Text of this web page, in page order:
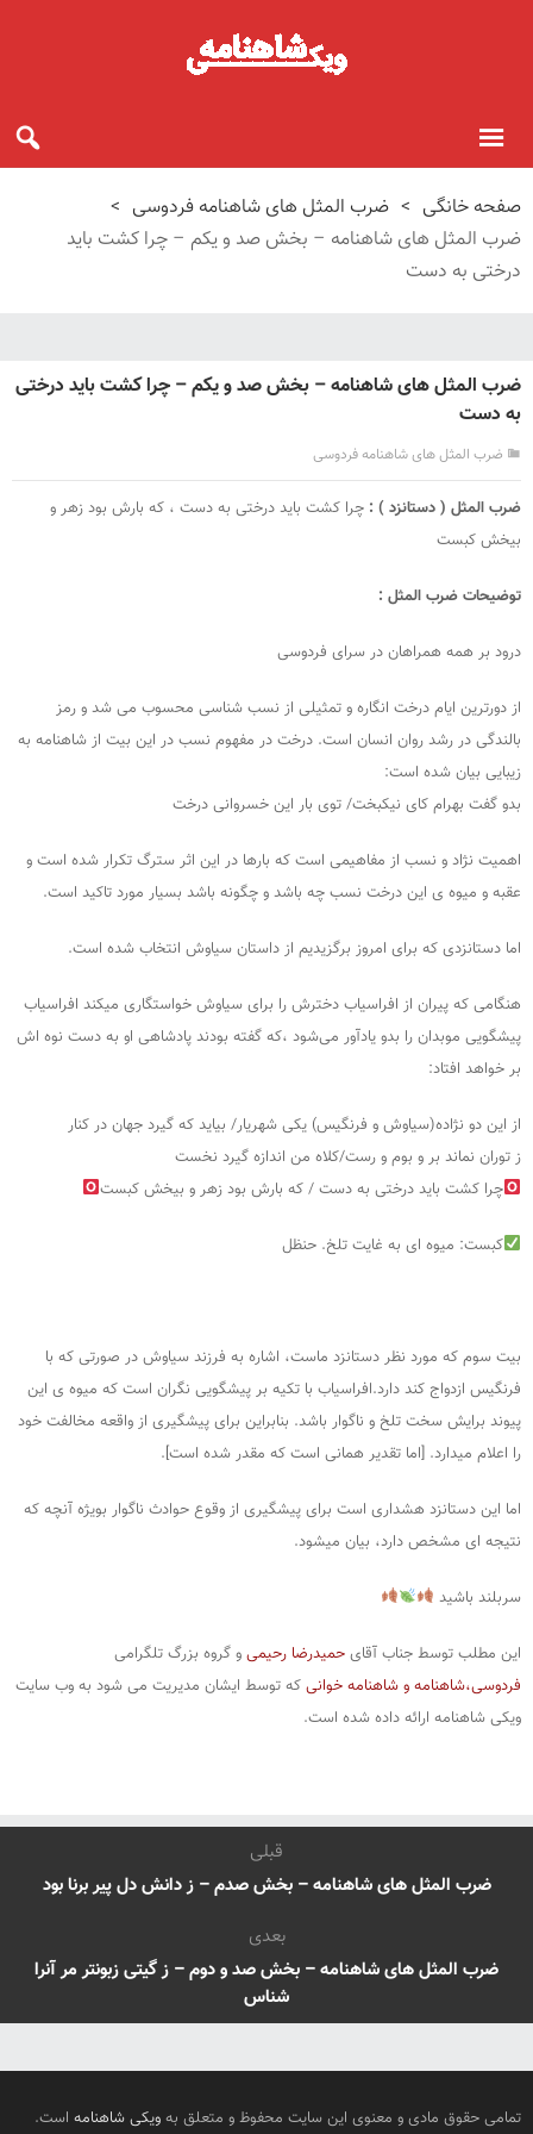
صفحه خانگی > ضرب المثل های شاهنامه فردوسی >
ضرب المثل های شاهنامه – بخش صد و یکم – چرا کشت باید
درختی به دست
ضرب المثل های شاهنامه – بخش صد و یکم – چرا کشت باید درختی
به دست
ضرب المثل های شاهنامه فردوسی
ضرب المثل ( دستانزد ) : چرا کشت باید درختی به دست ، که بارش بود زهر و
بیخش کبست
توضیحات ضرب المثل :
درود بر همه همراهان در سرای فردوسی
از دورترین ایام درخت انگاره و تمثیلی از نسب شناسی محسوب می شد و رمز
بالندگی در رشد روان انسان است. درخت در مفهوم نسب در این بیت از شاهنامه به
زیبایی بیان شده است:
بدو گفت بهرام کای نیکبخت/ توی بار این خسروانی درخت
اهمیت نژاد و نسب از مفاهیمی است که بارها در این اثر سترگ تکرار شده است و
عقبه و میوه ی این درخت نسب چه باشد و چگونه باشد بسیار مورد تاکید است.
اما دستانزدی که برای امروز برگزیدیم از داستان سیاوش انتخاب شده است.
هنگامی که پیران از افراسیاب دخترش را برای سیاوش خواستگاری میکند افراسیاب
پیشگویی موبدان را بدو یادآور می‌شود ،که گفته بودند پادشاهی او به دست نوه اش
بر خواهد افتاد:
از این دو نژاده(سیاوش و فرنگیس) یکی شهریار/ بیاید که گیرد جهان در کنار
ز توران نماند بر و بوم و رست/کلاه من اندازه گیرد نخست
چرا کشت باید درختی به دست / که بارش بود زهر و بیخش کبست
کبست: میوه ای به غایت تلخ. حنظل
بیت سوم که مورد نظر دستانزد ماست، اشاره به فرزند سیاوش در صورتی که با
فرنگیس ازدواج کند دارد.افراسیاب با تکیه بر پیشگویی نگران است که میوه ی این
پیوند برایش سخت تلخ و ناگوار باشد. بنابراین برای پیشگیری از واقعه مخالفت خود
را اعلام میدارد. [اما تقدیر همانی است که مقدر شده است].
اما این دستانزد هشداری است برای پیشگیری از وقوع حوادث ناگوار بویژه آنچه که
نتیجه ای مشخص دارد، بیان میشود.
سربلند باشید
این مطلب توسط جناب آقای حمیدرضا رحیمی و گروه بزرگ تلگرامی
فردوسی،شاهنامه و شاهنامه خوانی که توسط ایشان مدیریت می شود به وب سایت
ویکی شاهنامه ارائه داده شده است.
قبلی
ضرب المثل های شاهنامه – بخش صدم – ز دانش دل پیر برنا بود
بعدی
ضرب المثل های شاهنامه – بخش صد و دوم – ز گیتی زبونتر مر آنرا
شناس
تمامی حقوق مادی و معنوی این سایت محفوظ و متعلق به ویکی شاهنامه است.